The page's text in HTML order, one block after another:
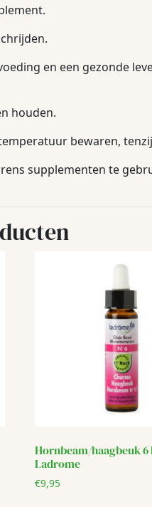
en een gezonde
houden.
bewaren,
supplementen te
Hornbeam/haagbeuk 6
Ladrome
€9,95